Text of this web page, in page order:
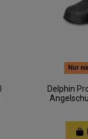
Nur
Delphin